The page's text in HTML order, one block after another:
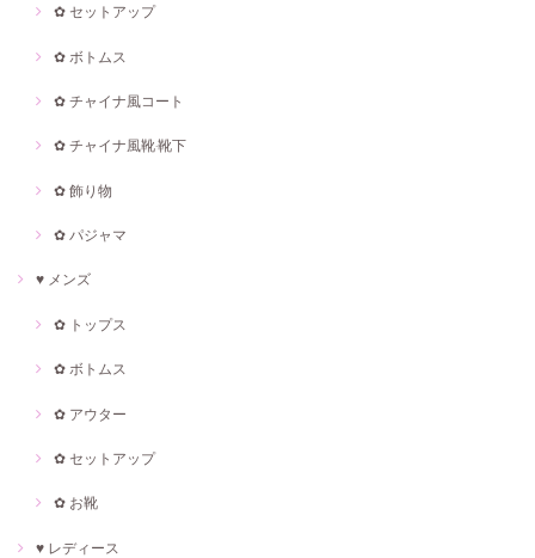
✿ セットアップ
✿ ボトムス
✿ チャイナ風コート
✿ チャイナ風靴·靴下
✿ 飾り物
✿ パジャマ
♥ メンズ
✿ トップス
✿ ボトムス
✿ アウター
✿ セットアップ
✿ お靴
♥ レディース